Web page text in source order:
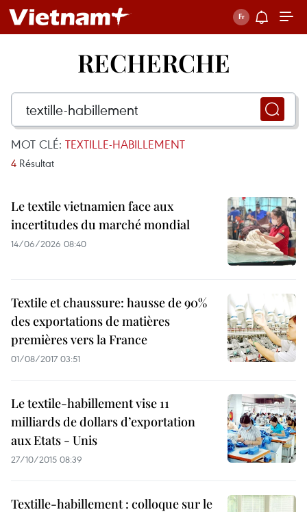
RECHERCHE
MOT CLÉ: TEXTILLE-HABILLEMENT
4 Résultat
Le textile vietnamien face aux
incertitudes du marché mondial
14/06/2026 08:40
Textile et chaussure: hausse de 90%
des exportations de matières
premières vers la France
01/08/2017 03:51
Le textile-habillement vise 11
milliards de dollars d’exportation
aux Etats - Unis
27/10/2015 08:39
Textille-habillement : colloque sur le